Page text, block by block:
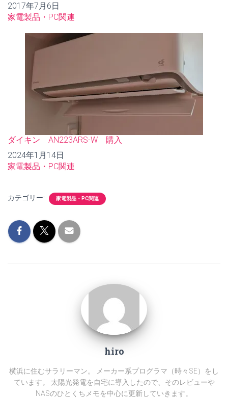
日付
2017年7月6日
関連理由
家電製品・PC関連
ダイキン AN223ARS-W 購入
日付
2024年1月14日
関連理由
家電製品・PC関連
カテゴリー: 家電製品・PC関連
hiro
横浜に住むサラリーマン。 メーカー系プログラマ（時々SE）をし
ています。 太陽光発電を自宅に導入したので、そのレビューや
NASのひとくちメモを中心に更新していきます。